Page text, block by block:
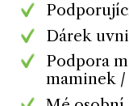
Dárek
Podpora
maminek /